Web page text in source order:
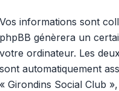
Vos informations sont
phpBB génèrera un
votre ordinateur. Les
sont automatiquement
« Girondins Social Club